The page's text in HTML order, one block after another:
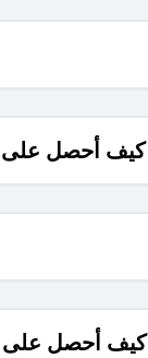
كيف أحصل على
كيف أحصل على